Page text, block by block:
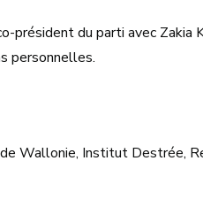
président du parti avec
personnelles.
de Wallonie, Institut Destrée,